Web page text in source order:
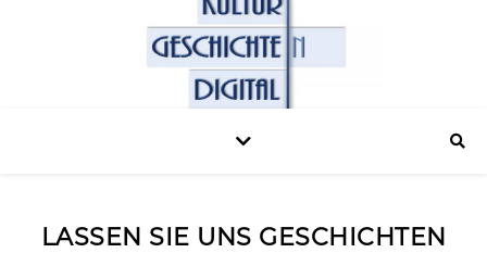
LASSEN SIE UNS GESCHICHTEN